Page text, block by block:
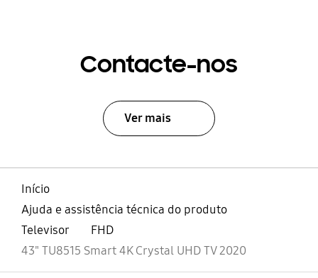
Contacte-nos
Ver mais
Início
Ajuda e assistência técnica do produto
Televisor
FHD
43" TU8515 Smart 4K Crystal UHD TV 2020